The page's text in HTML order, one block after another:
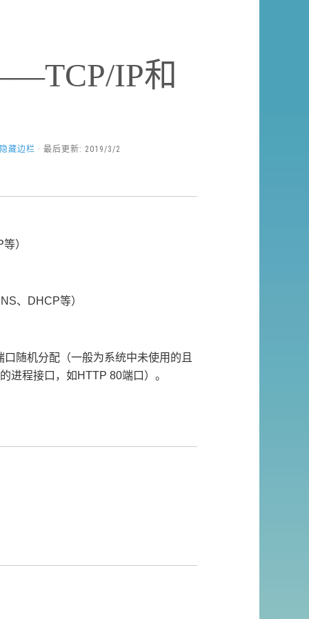
IP和
藏边栏 · 最后更新: 2019/3/2
）
、DHCP等）
随机分配（一般为系统中未使用的且
进程接口，如HTTP 80端口）。